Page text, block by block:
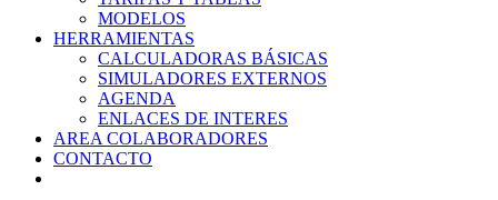
MODELOS
HERRAMIENTAS
CALCULADORAS BÁSICAS
SIMULADORES EXTERNOS
AGENDA
ENLACES DE INTERES
AREA COLABORADORES
CONTACTO